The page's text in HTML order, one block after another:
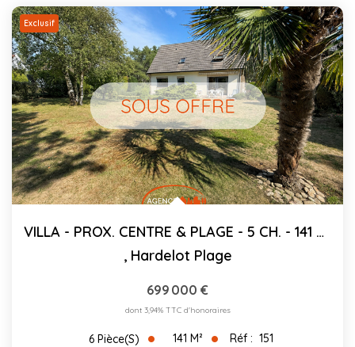
03.21.91.82.86
Exclusif
VILLA - PROX. CENTRE & PLAGE - 5 CH. - 141 M²
, Hardelot Plage
699 000 €
dont 3,94% TTC d'honoraires
6 Pièce(s) 141 M² Réf : 151